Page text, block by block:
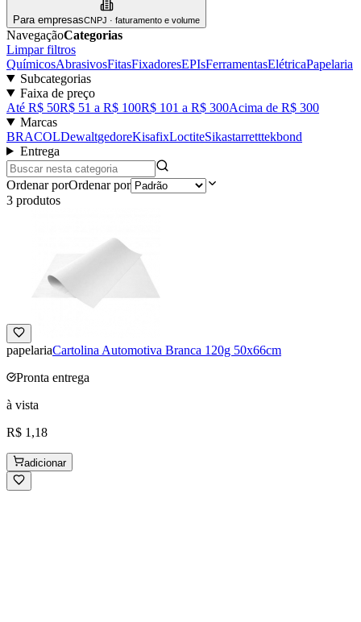
Para empresasCNPJ · faturamento e volume
NavegaçãoCategorias
Limpar filtros
QuímicosAbrasivosFitasFixadoresEPIsFerramentasElétricaPapelaria
Subcategorias
Faixa de preço
Até R$ 50R$ 51 a R$ 100R$ 101 a R$ 300Acima de R$ 300
Marcas
BRACOLDewaltgedoreKisafixLoctiteSikastarretttekbond
Entrega
Ordenar porOrdenar por
3 produtos
papelariaCartolina Automotiva Branca 120g 50x66cm
Pronta entrega
à vista
R$ 1,18
adicionar